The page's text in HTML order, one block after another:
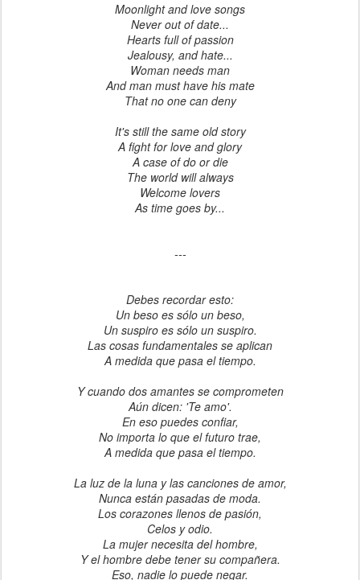
Moonlight and love songs
Never out of date...
Hearts full of passion
Jealousy, and hate...
Woman needs man
And man must have his mate
That no one can deny
It's still the same old story
A fight for love and glory
A case of do or die
The world will always
Welcome lovers
As time goes by...
---
Debes recordar esto:
Un beso es sólo un beso,
Un suspiro es sólo un suspiro.
Las cosas fundamentales se aplican
A medida que pasa el tiempo.
Y cuando dos amantes se comprometen
Aún dicen: 'Te amo'.
En eso puedes confiar,
No importa lo que el futuro trae,
A medida que pasa el tiempo.
La luz de la luna y las canciones de amor,
Nunca están pasadas de moda.
Los corazones llenos de pasión,
Celos y odio.
La mujer necesita del hombre,
Y el hombre debe tener su compañera.
Eso, nadie lo puede negar.